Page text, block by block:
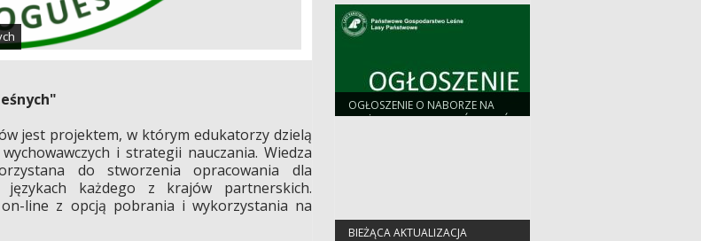
jest projektem, w którym edukatorzy dzielą
i strategii nauczania. Wiedza
do stworzenia opracowania dla
każdego z krajów partnerskich.
line z opcją pobrania i wykorzystania na
OGŁOSZENIE O NABORZE NA
STAŻ DLA ABSOLWENTÓW SZKÓŁ
BIEŻĄCA AKTUALIZACJA